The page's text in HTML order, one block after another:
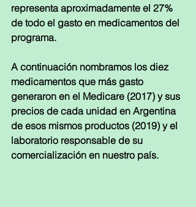
representa aproximadamente el 27%
de todo el gasto en medicamentos del
programa.
A continuación nombramos los diez
medicamentos que más gasto
generaron en el Medicare (2017) y sus
precios de cada unidad en Argentina
de esos mismos productos (2019) y el
laboratorio responsable de su
comercialización en nuestro país.